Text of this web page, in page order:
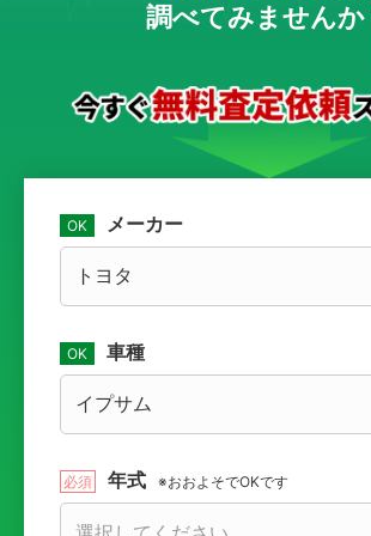
調べてみませんか
メーカー
車種
年式 ※おおよそでOKです